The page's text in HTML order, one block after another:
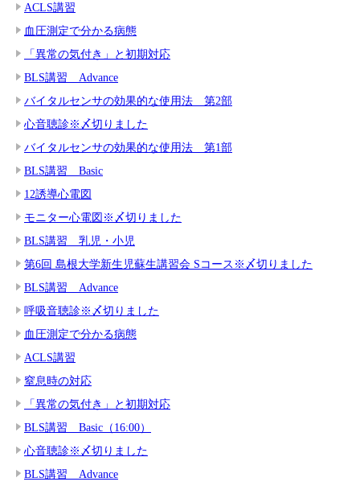
ACLS講習
血圧測定で分かる病態
「異常の気付き」と初期対応
BLS講習 Advance
バイタルセンサの効果的な使用法 第2部
心音聴診※〆切りました
バイタルセンサの効果的な使用法 第1部
BLS講習 Basic
12誘導心電図
モニター心電図※〆切りました
BLS講習 乳児・小児
第6回 島根大学新生児蘇生講習会 Sコース※〆切りました
BLS講習 Advance
呼吸音聴診※〆切りました
血圧測定で分かる病態
ACLS講習
窒息時の対応
「異常の気付き」と初期対応
BLS講習 Basic（16:00）
心音聴診※〆切りました
BLS講習 Advance